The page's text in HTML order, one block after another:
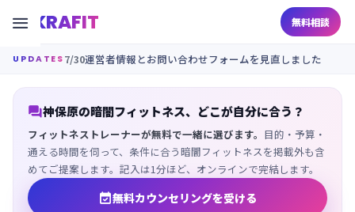
KRAFIT 無料相談

UPDATES 7/30運営者情報とお問い合わせフォームを見直しました
神保原の暗闇フィットネス、どこが自分に合う？
フィットネストレーナーが無料で一緒に選びます。 目的・予算・
通える時間を伺って、条件に合う暗闇フィットネスを掲載外も含
めてご提案します。記入は1分ほど、オンラインで完結します。
無料カウンセリングを受ける